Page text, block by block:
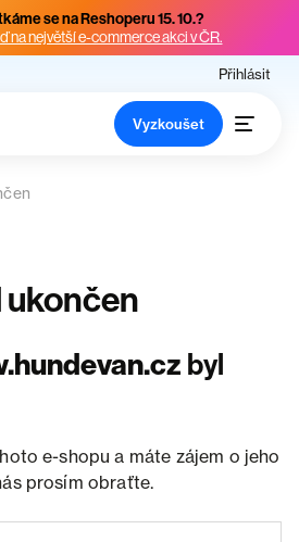
se na Reshoperu 15. 10.?
na největší e-commerce akci v ČR.
Přihlásit
Vyzkoušet
byl
e-shopu a máte zájem o jeho
prosím obraťte.